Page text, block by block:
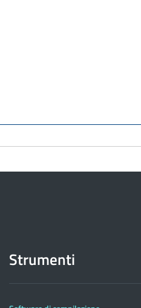
Strumenti